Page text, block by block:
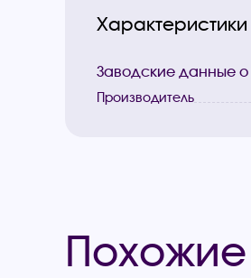
Характеристики
Заводские данные о
Производитель